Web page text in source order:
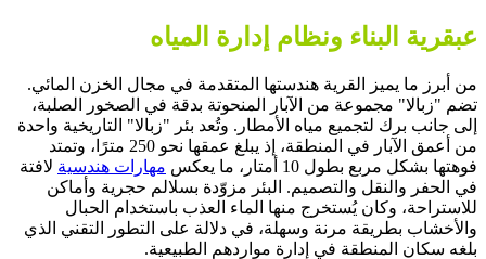
عبقرية البناء ونظام إدارة المياه
من أبرز ما يميز القرية هندستها المتقدمة في مجال الخزن المائي.
تضم "زبالا" مجموعة من الآبار المنحوتة بدقة في الصخور الصلبة،
إلى جانب برك لتجميع مياه الأمطار. وتُعد بئر "زبالا" التاريخية واحدة
من أعمق الآبار في المنطقة، إذ يبلغ عمقها نحو 250 مترًا، وتمتد
فوهتها بشكل مربع بطول 10 أمتار، ما يعكس
مهارات هندسيةلافتة
في الحفر والنقل والتصميم. البئر مزوّدة بسلالم حجرية وأماكن
للاستراحة، وكان يُستخرج منها الماء العذب باستخدام الحبال
والأخشاب بطريقة مرنة وسهلة، في دلالة على التطور التقني الذي
بلغه سكان المنطقة في إدارة مواردهم الطبيعية.